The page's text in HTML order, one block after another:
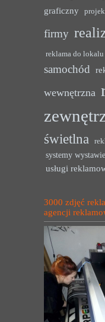
graficzny
firmy
reklama do lokalu
samochód
wewnętrzna
świetlna
systemy
usługi
3000 zdjęć
agencji